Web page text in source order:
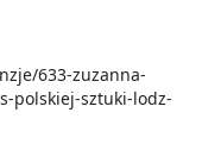
633-zuzanna-
polskiej-sztuki-lodz-